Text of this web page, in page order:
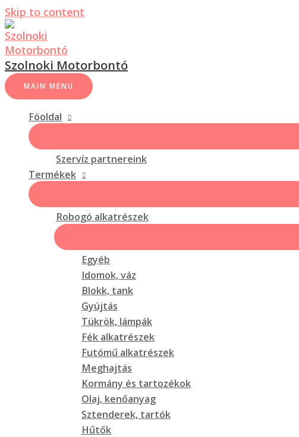
Skip to content
Szolnoki Motorbontó
MAIN MENU
Föoldal
Szervíz partnereink
Termékek
Robogó alkatrészek
Egyéb
Idomok, váz
Blokk, tank
Gyújtás
Tükrök, lámpák
Fék alkatrészek
Futómű alkatrészek
Meghajtás
Kormány és tartozékok
Olaj, kenőanyag
Sztenderek, tartók
Hűtők